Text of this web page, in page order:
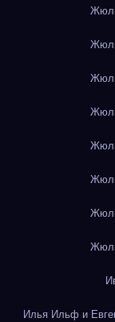
Илья Ильф и